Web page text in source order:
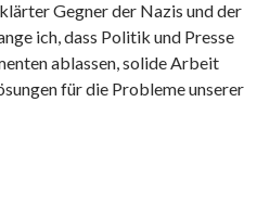
Gegner der Nazis und der
ich, dass Politik und Presse
ablassen, solide Arbeit
für die Probleme unserer